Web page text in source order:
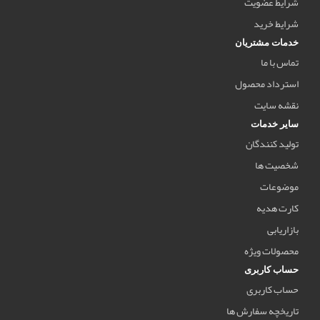
شرایط خرید
خدمات مشتریان
تماس با ما
استرداد محصول
نقشه سایت
سایر خدمات
تولید کنندگان
شخصیت ها
موضوعات
کارت هدیه
بازاریابی
محصولات ویژه
حساب کاربری
حساب کاربری
تاریخچه سفارش ها